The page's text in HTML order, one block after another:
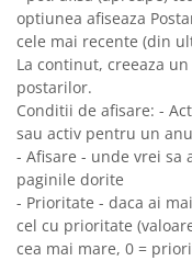
optiunea afiseaza
cele mai recente (din
La continut, creeaza
postarilor.
Conditii de afisare: -
sau activ pentru un
- Afisare - unde vrei sa
paginile dorite
- Prioritate - daca ai
cel cu prioritate
cea mai mare, 0 =